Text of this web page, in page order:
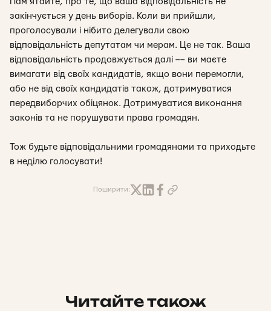
закінчується у день виборів. Коли ви прийшли,
проголосували і нібито делегували свою
відповідальність депутатам чи мерам. Це не так. Ваша
відповідальність продовжується далі –– ви маєте
вимагати від своїх кандидатів, якщо вони перемогли,
або не від своїх кандидатів також, дотримуватися
передвиборчих обіцянок. Дотримуватися виконання
законів та не порушувати права громадян.
Тож будьте відповідальними громадянами та приходьте
в неділю голосувати!
Поширити:
Читайте також